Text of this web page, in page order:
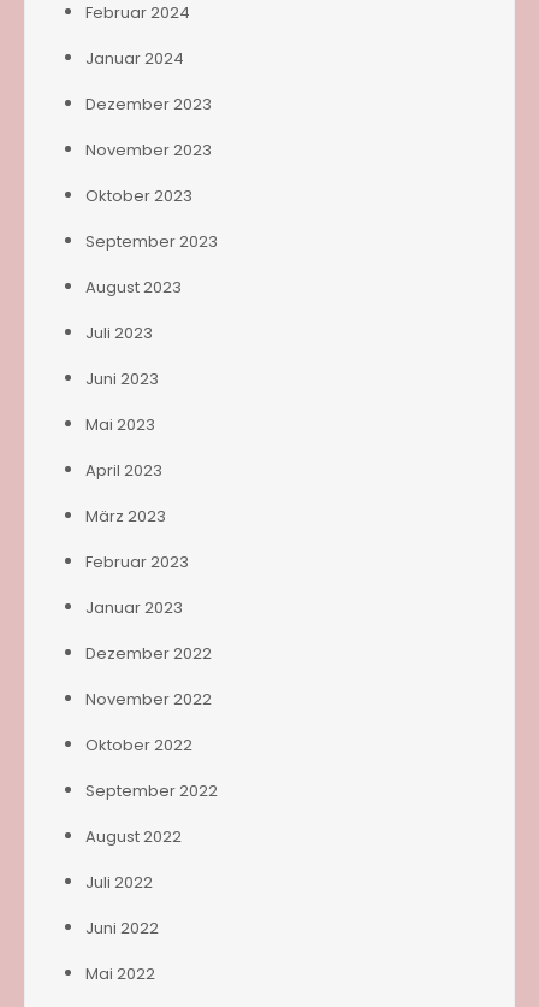
Februar 2024
Januar 2024
Dezember 2023
November 2023
Oktober 2023
September 2023
August 2023
Juli 2023
Juni 2023
Mai 2023
April 2023
März 2023
Februar 2023
Januar 2023
Dezember 2022
November 2022
Oktober 2022
September 2022
August 2022
Juli 2022
Juni 2022
Mai 2022